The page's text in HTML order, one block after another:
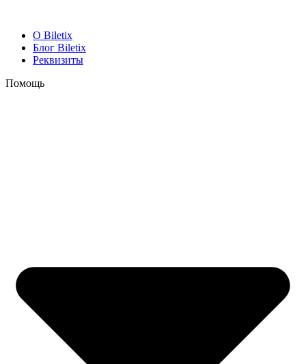
O Biletix
Блог Biletix
Реквизиты
Помощь